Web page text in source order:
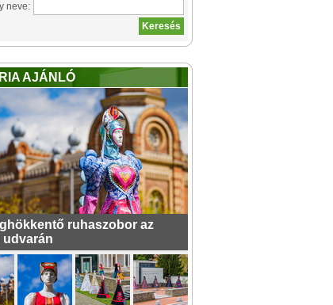
neve:
AJÁNLÓ
ruhaszobor az
udvarán